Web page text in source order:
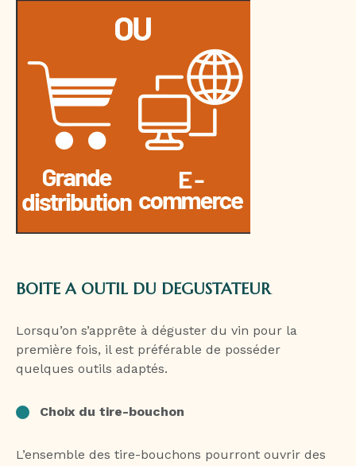
BOITE A OUTIL DU DEGUSTATEUR
Lorsqu’on s’apprête à déguster du vin pour la
première fois, il est préférable de posséder
quelques outils adaptés.
Choix du tire-bouchon
L’ensemble des tire-bouchons pourront ouvrir des